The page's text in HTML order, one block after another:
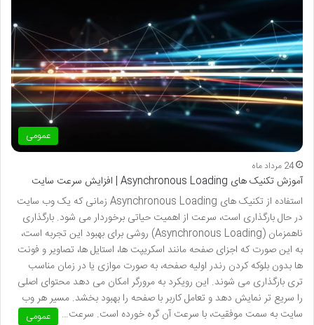
عمومی
24 مرداد ماه
آموزش تکنیک های Asynchronous Loading | افزایش سرعت سایت
استفاده از تکنیک های Asynchronous Loading زمانی که یک وب سایت
در حال بارگذاری است، سرعت از اهمیت حیاتی برخوردار می شود. بارگذاری
ناهمزمان (Asynchronous Loading) روشی برای بهبود این تجربه است،
به این صورت که اجزای صفحه مانند اسکریپت ها، استایل ها، تصاویر و فونت
ها بدون بلوکه کردن رندر اولیه صفحه، به صورت موازی یا در زمان مناسب
تری بارگذاری می شوند. این رویکرد به مرورگر امکان می دهد محتوای اصلی
را سریع تر نمایش دهد و تعامل کاربر با صفحه را بهبود بخشد. مسیر هر وب
سایت به سمت موفقیت، با سرعت آن گره خورده است. سرعت…
عمومی